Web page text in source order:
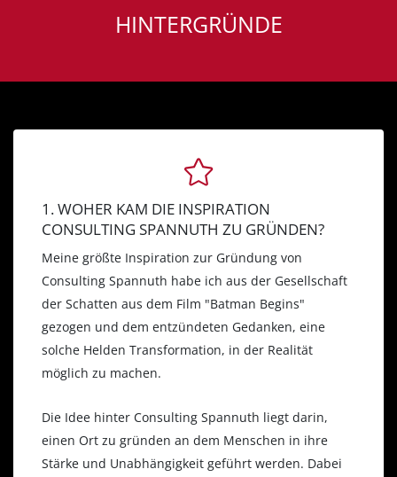
HINTERGRÜNDE
1. WOHER KAM DIE INSPIRATION
CONSULTING SPANNUTH ZU GRÜNDEN?
Meine größte Inspiration zur Gründung von
Consulting Spannuth habe ich aus der Gesellschaft
der Schatten aus dem Film "Batman Begins"
gezogen und dem entzündeten Gedanken, eine
solche Helden Transformation, in der Realität
möglich zu machen.
Die Idee hinter Consulting Spannuth liegt darin,
einen Ort zu gründen an dem Menschen in ihre
Stärke und Unabhängigkeit geführt werden. Dabei